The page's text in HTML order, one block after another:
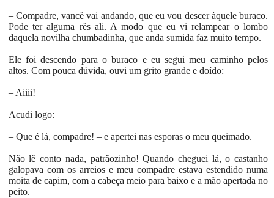
– Compadre, vancê vai andando, que eu vou descer àquele buraco.
Pode ter alguma rês ali. A modo que eu vi relampear o lombo
daquela novilha chumbadinha, que anda sumida faz muito tempo.
Ele foi descendo para o buraco e eu segui meu caminho pelos
altos. Com pouca dúvida, ouvi um grito grande e doído:
– Aiiii!
Acudi logo:
– Que é lá, compadre! – e apertei nas esporas o meu queimado.
Não lê conto nada, patrãozinho! Quando cheguei lá, o castanho
galopava com os arreios e meu compadre estava estendido numa
moita de capim, com a cabeça meio para baixo e a mão apertada no
peito.